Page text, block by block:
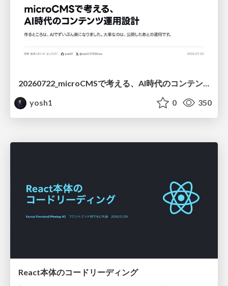
20260722_microCMSで考える、AI時代のコンテンツ運用設計
yosh1
0 350
React本体のコードリーディング